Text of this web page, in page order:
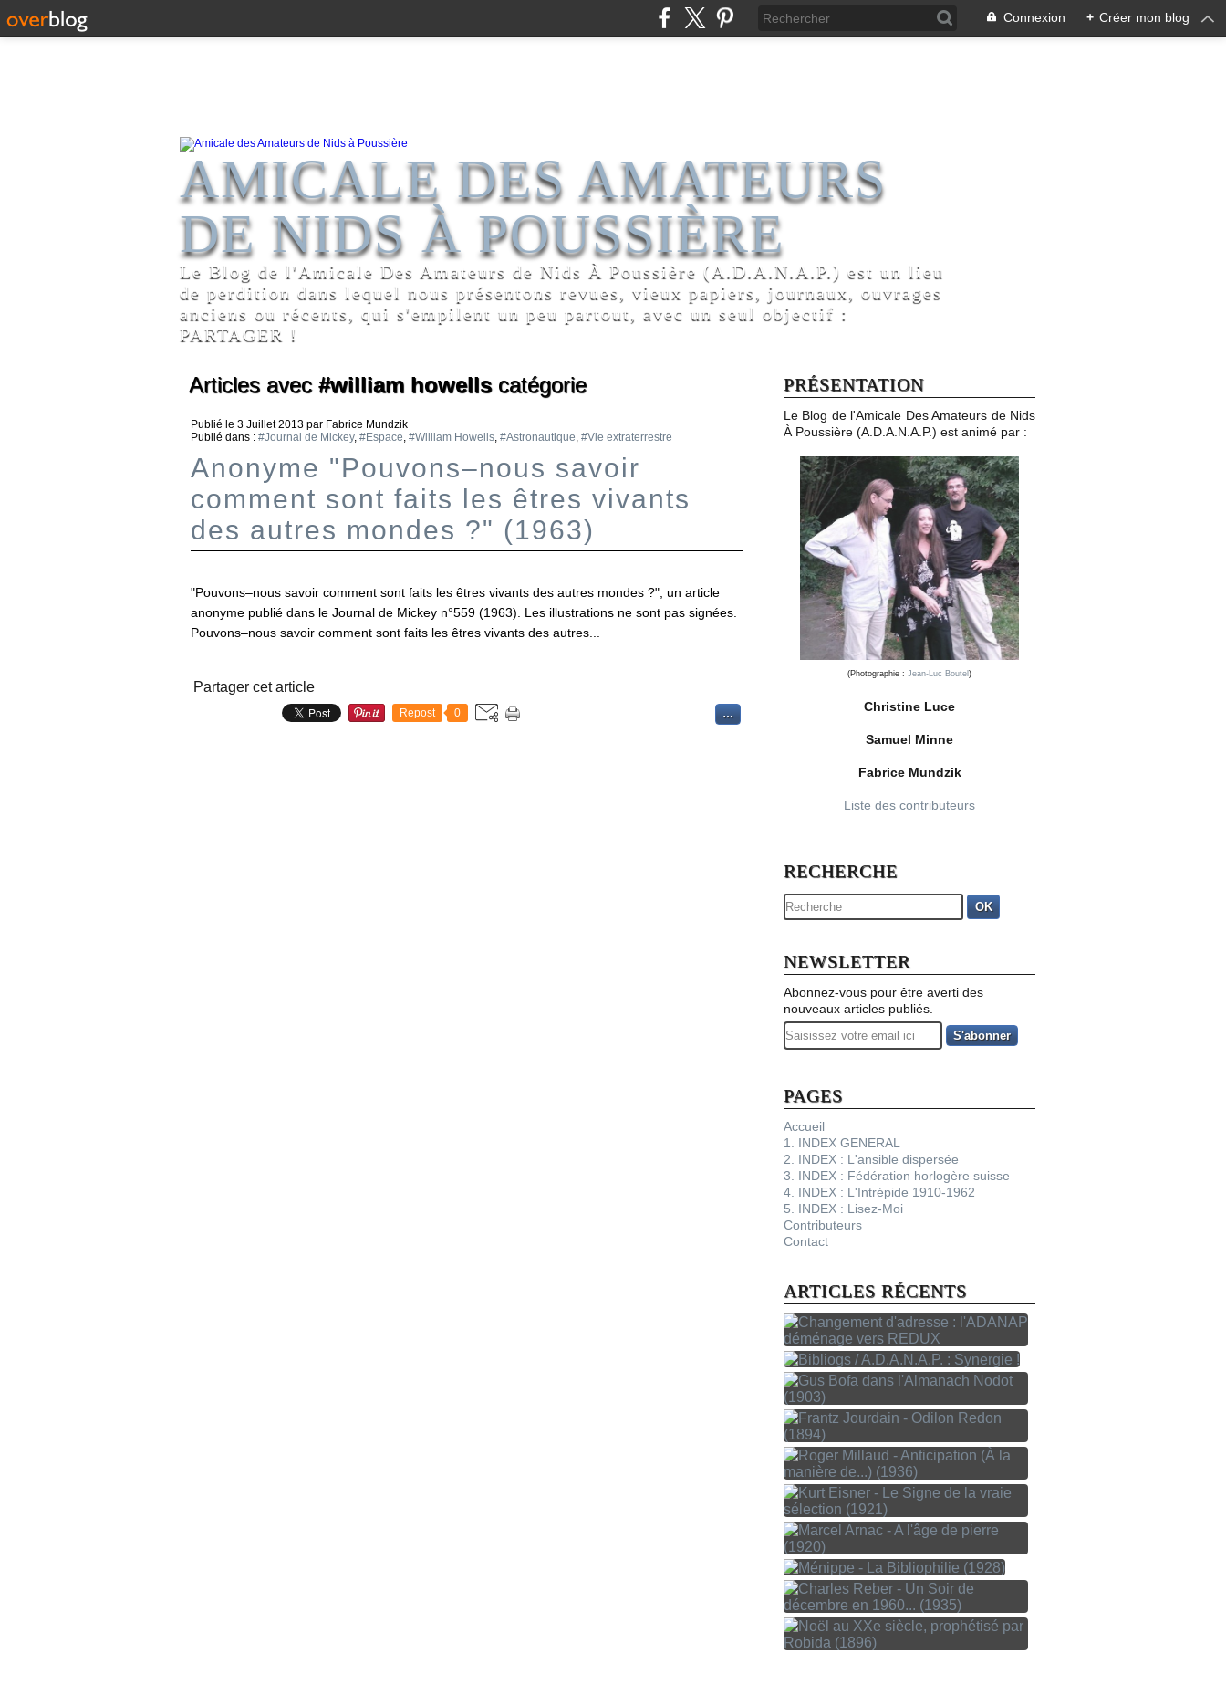
Connexion + Créer mon blog
AMICALE DES AMATEURS
DE NIDS À POUSSIÈRE
Le Blog de l'Amicale Des Amateurs de Nids À Poussière (A.D.A.N.A.P.) est un lieu
de perdition dans lequel nous présentons revues, vieux papiers, journaux, ouvrages
anciens ou récents, qui s'empilent un peu partout, avec un seul objectif :
PARTAGER !
Articles avec #william howellscatégorie
Publié le 3 Juillet 2013 par Fabrice Mundzik
Publié dans : #Journal de Mickey, #Espace, #William Howells, #Astronautique, #Vie extraterrestre
Anonyme "Pouvons–nous savoir
comment sont faits les êtres vivants
des autres mondes ?" (1963)
"Pouvons–nous savoir comment sont faits les êtres vivants des autres mondes ?", un article
anonyme publié dans le Journal de Mickey n°559 (1963). Les illustrations ne sont pas signées.
Pouvons–nous savoir comment sont faits les êtres vivants des autres...
Partager cet article
Repost 0 …
PRÉSENTATION
Le Blog de l'Amicale Des Amateurs de Nids
À Poussière (A.D.A.N.A.P.) est animé par :
(Photographie : Jean-Luc Boutel )
Christine Luce
Samuel Minne
Fabrice Mundzik
Liste des contributeurs
RECHERCHE
OK
NEWSLETTER
Abonnez-vous pour être averti des
nouveaux articles publiés.
Email
PAGES
Accueil
1. INDEX GENERAL
2. INDEX : L'ansible dispersée
3. INDEX : Fédération horlogère suisse
4. INDEX : L'Intrépide 1910-1962
5. INDEX : Lisez-Moi
Contributeurs
Contact
ARTICLES RÉCENTS